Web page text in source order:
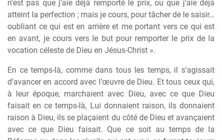
n’est pas que j’aie déjà remporté le prix, ou que j’aie déjà
atteint la perfection ; mais je cours, pour tâcher de le saisir…
oubliant ce qui est en arrière et me portant vers ce qui est
en avant, je cours vers le but pour remporter le prix de la
vocation céleste de Dieu en Jésus-Christ ».
En ce temps-là, comme dans tous les temps, il s’agissait
d’avancer en accord avec l’œuvre de Dieu. Et tous ceux qui,
à leur époque, marchaient avec Dieu, avec ce que Dieu
faisait en ce temps-là, Lui donnaient raison, ils donnaient
raison à Dieu, ils se plaçaient du côté de Dieu et avançaient
avec ce que Dieu faisait. Que ce soit au temps de la